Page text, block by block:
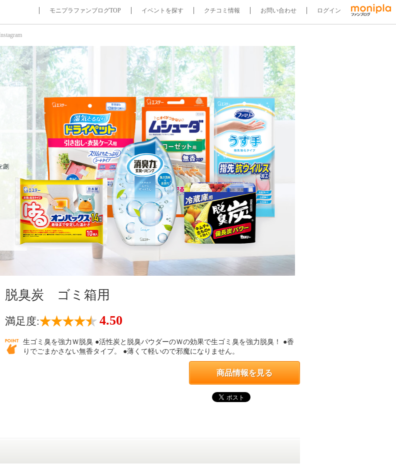
モニプラファンブログTOP イベントを探す クチコミ情報 お問い合わせ ログイン
Instagram
脱臭炭 ゴミ箱用
満足度: 4.50
生ゴミ臭を強力Ｗ脱臭 ●活性炭と脱臭パウダーのＷの効果で生ゴミ臭を強力脱臭！ ●香
りでごまかさない無香タイプ。 ●薄くて軽いので邪魔になりません。
商品情報を見る